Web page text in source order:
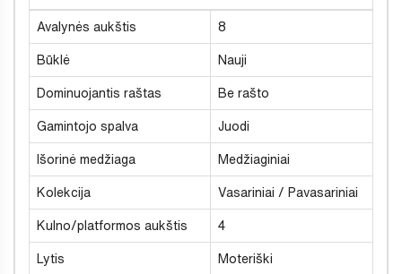
Avalynės aukštis 8
Būklė Nauji
Dominuojantis raštas Be rašto
Gamintojo spalva Juodi
Išorinė medžiaga Medžiaginiai
Kolekcija Vasariniai / Pavasariniai
Kulno/platformos aukštis 4
Lytis Moteriški